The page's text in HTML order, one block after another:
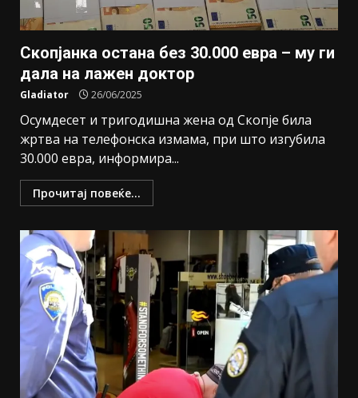
Скопјанка остана без 30.000 евра – му ги
дала на лажен доктор
Gladiator 26/06/2025
Осумдесет и тригодишна жена од Скопје била
жртва на телефонска измама, при што изгубила
30.000 евра, информира...
Прочитај повеќе...